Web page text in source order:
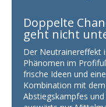
Doppelte
geht nicht
Der Neutrainereffekt
Phänomen im
frische Ideen und
Kombination mit
Abstiegskampfes